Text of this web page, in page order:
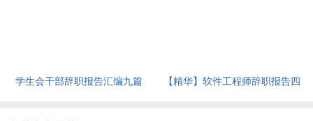
学生会干部辞职报告汇编九篇
【精华】软件工程师辞职报告四